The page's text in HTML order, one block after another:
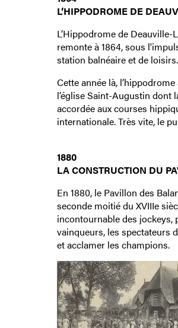
L’HIPPODROME DE
L’Hippodrome de
remonte à 1864, sous
station balnéaire et de loisirs.
Cette année là,
l’église Saint-Augustin dont
accordée aux courses
internationale. Très vite, le
1880
LA CONSTRUCTION DU
En 1880, le Pavillon des
seconde moitié du XVIIIe
incontournable des jockeys,
vainqueurs, les spectateurs
et acclamer les champions.